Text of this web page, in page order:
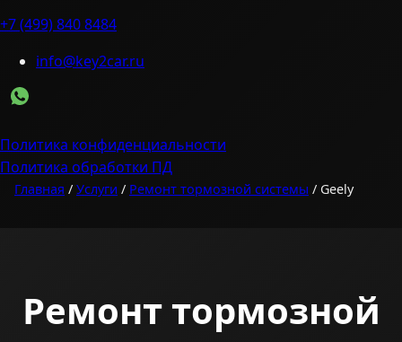
+7 (499) 840 8484
info@key2car.ru
Политика конфиденциальности
Политика обработки ПД
Главная / Услуги / Ремонт тормозной системы / Geely
Ремонт тормозной